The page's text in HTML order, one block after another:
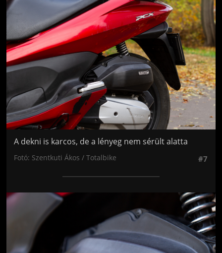
Jön még kép!
A dekni is karcos, de a lényeg nem sérült alatta
Fotó: Szentkuti Ákos / Totalbike #7
Jön még kép!